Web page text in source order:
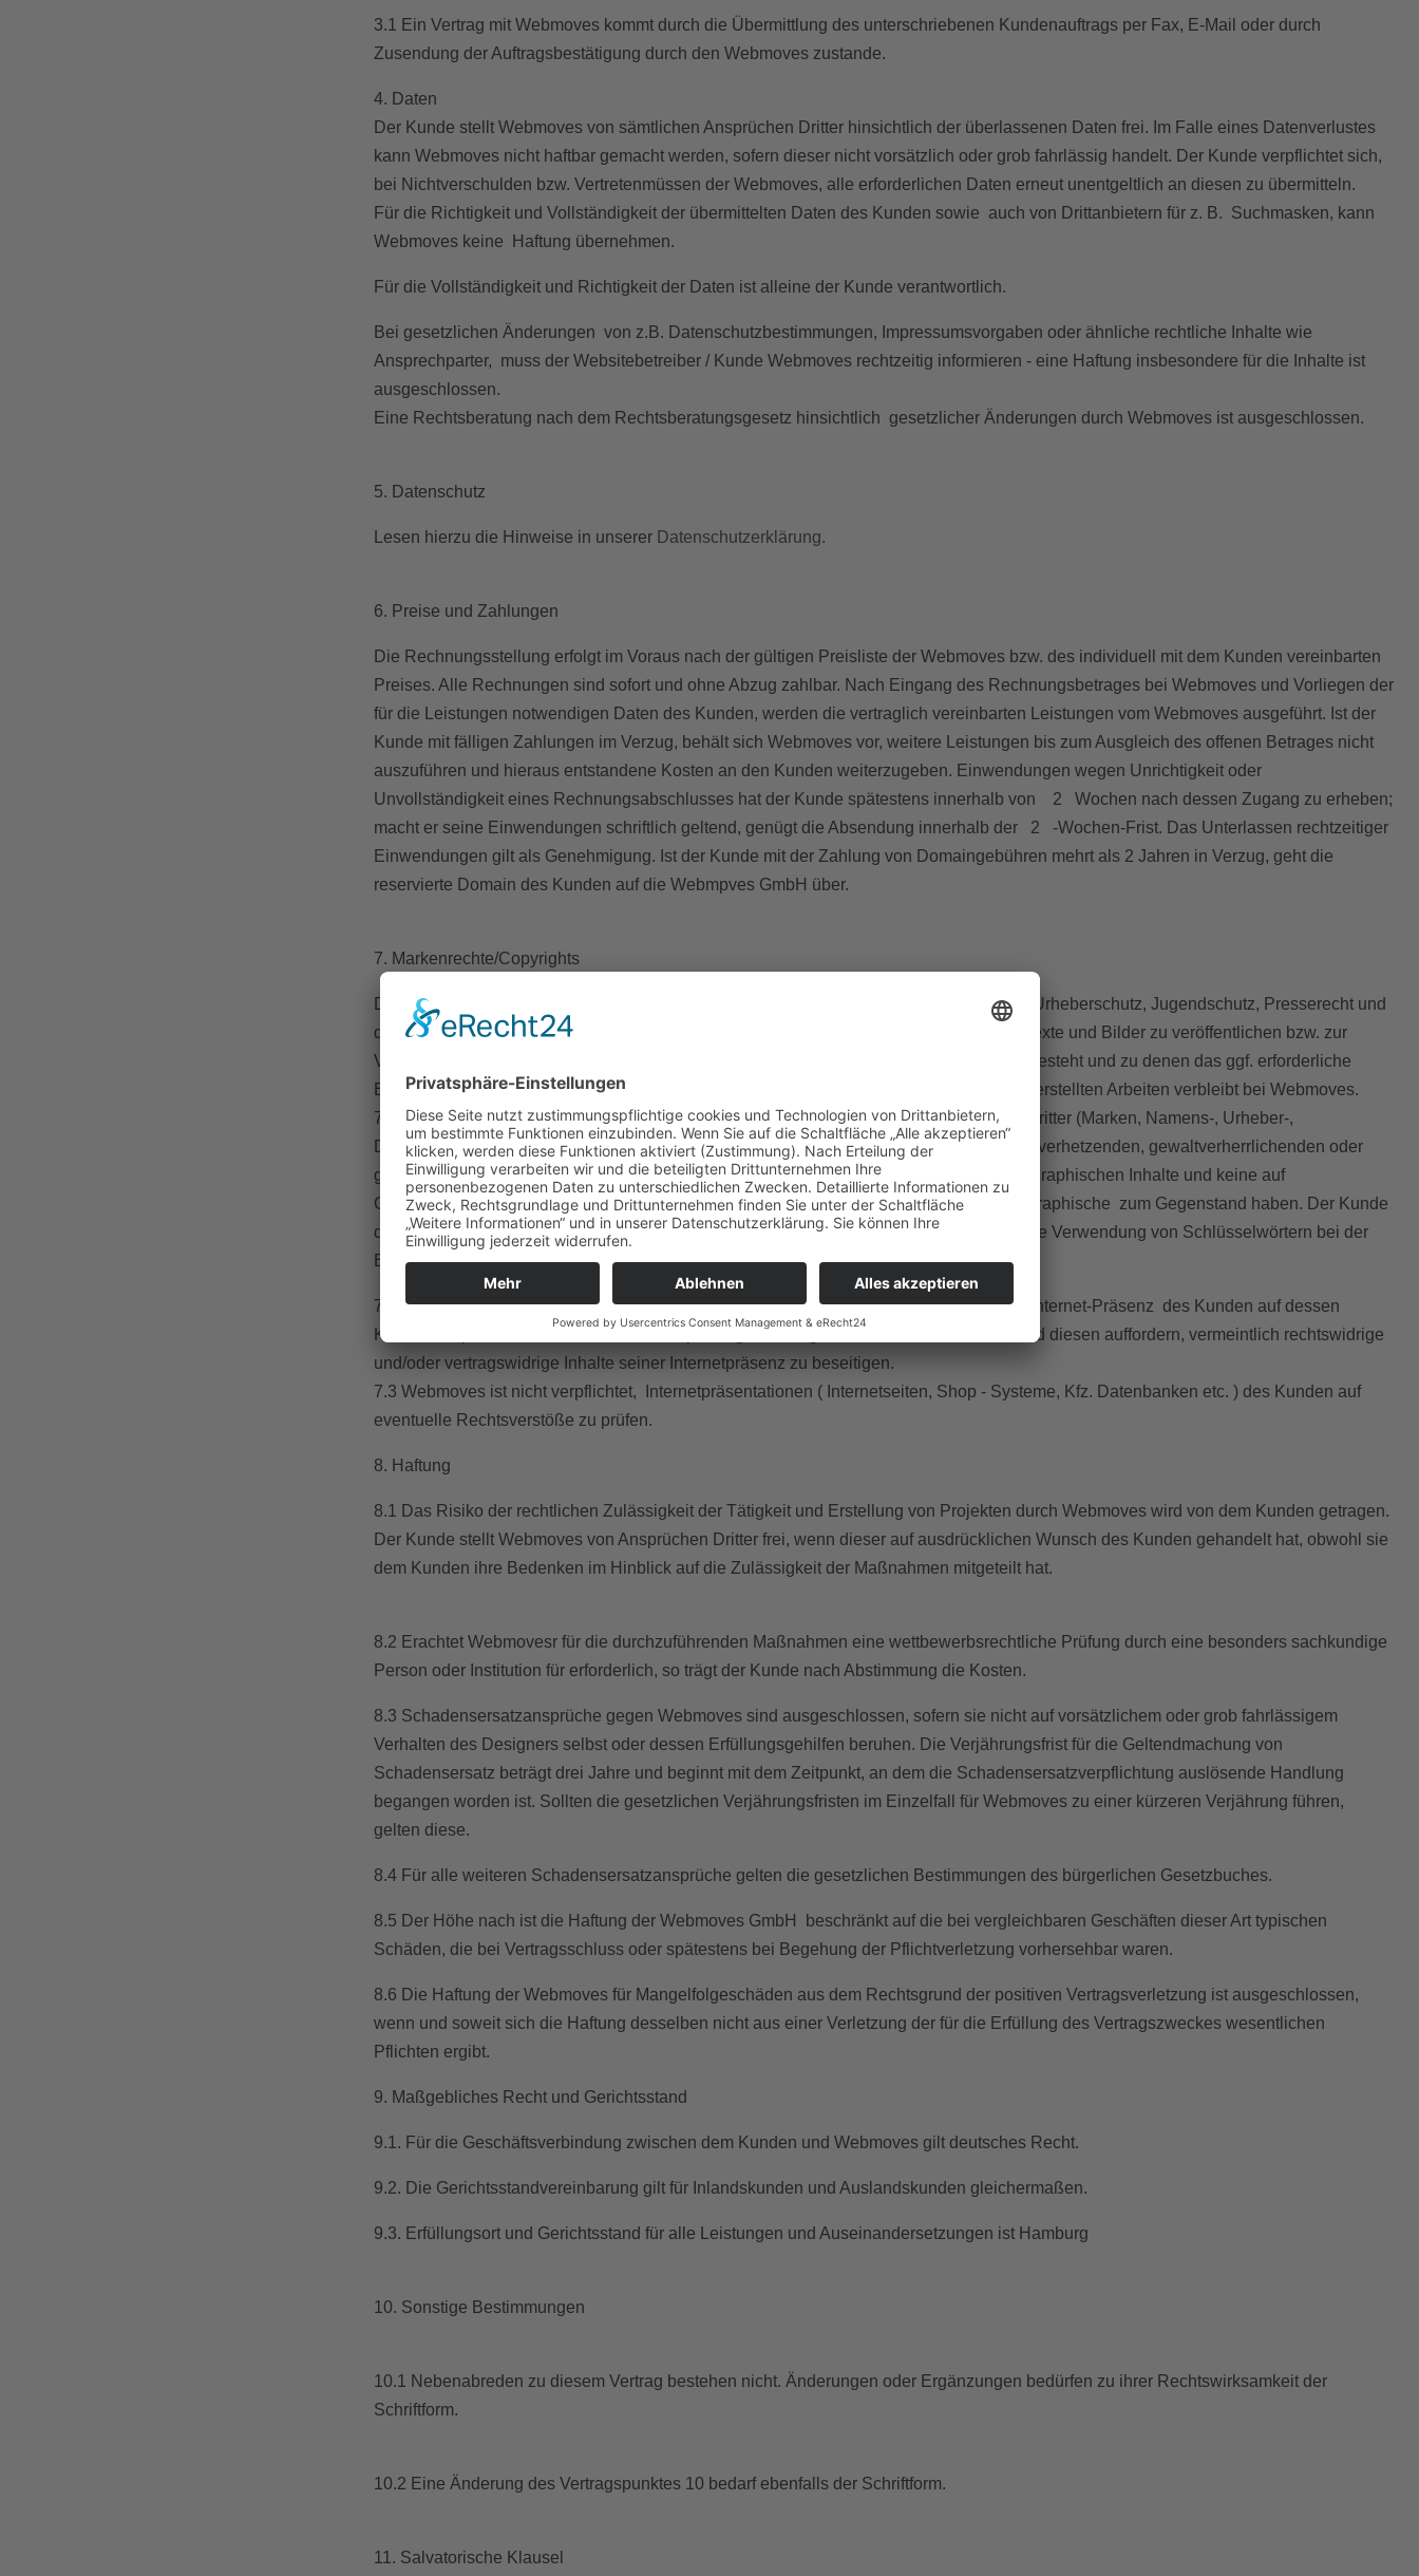
3.1 Ein Vertrag mit Webmoves kommt durch die Übermittlung des unterschriebenen Kundenauftrags per Fax, E-Mail oder durch
Zusendung der Auftragsbestätigung durch den Webmoves zustande.
4. Daten
Der Kunde stellt Webmoves von sämtlichen Ansprüchen Dritter hinsichtlich der überlassenen Daten frei. Im Falle eines Datenverlustes
kann Webmoves nicht haftbar gemacht werden, sofern dieser nicht vorsätzlich oder grob fahrlässig handelt. Der Kunde verpflichtet sich,
bei Nichtverschulden bzw. Vertretenmüssen der Webmoves, alle erforderlichen Daten erneut unentgeltlich an diesen zu übermitteln.
Für die Richtigkeit und Vollständigkeit der übermittelten Daten des Kunden sowie auch von Drittanbietern für z. B. Suchmasken, kann
Webmoves keine Haftung übernehmen.
Für die Vollständigkeit und Richtigkeit der Daten ist alleine der Kunde verantwortlich.
Bei gesetzlichen Änderungen von z.B. Datenschutzbestimmungen, Impressumsvorgaben oder ähnliche rechtliche Inhalte wie
Ansprechparter, muss der Websitebetreiber / Kunde Webmoves rechtzeitig informieren - eine Haftung insbesondere für die Inhalte ist
ausgeschlossen.
Eine Rechtsberatung nach dem Rechtsberatungsgesetz hinsichtlich gesetzlicher Änderungen durch Webmoves ist ausgeschlossen.
5. Datenschutz
Lesen hierzu die Hinweise in unserer Datenschutzerklärung.
6. Preise und Zahlungen
Die Rechnungsstellung erfolgt im Voraus nach der gültigen Preisliste der Webmoves bzw. des individuell mit dem Kunden vereinbarten
Preises. Alle Rechnungen sind sofort und ohne Abzug zahlbar. Nach Eingang des Rechnungsbetrages bei Webmoves und Vorliegen der
für die Leistungen notwendigen Daten des Kunden, werden die vertraglich vereinbarten Leistungen vom Webmoves ausgeführt. Ist der
Kunde mit fälligen Zahlungen im Verzug, behält sich Webmoves vor, weitere Leistungen bis zum Ausgleich des offenen Betrages nicht
auszuführen und hieraus entstandene Kosten an den Kunden weiterzugeben. Einwendungen wegen Unrichtigkeit oder
Unvollständigkeit eines Rechnungsabschlusses hat der Kunde spätestens innerhalb von 2 Wochen nach dessen Zugang zu erheben;
macht er seine Einwendungen schriftlich geltend, genügt die Absendung innerhalb der 2 -Wochen-Frist. Das Unterlassen rechtzeitiger
Einwendungen gilt als Genehmigung. Ist der Kunde mit der Zahlung von Domaingebühren mehrt als 2 Jahren in Verzug, geht die
reservierte Domain des Kunden auf die Webmpves GmbH über.
7. Markenrechte/Copyrights
Der Kunde ist verpflichtet, alle rechtliche Verantwortung zu übernehmen, im Hinblick auf Urheberschutz, Jugendschutz, Presserecht und
das "Recht am eigenen Bild". Für vom Kunden beauftragte Veröffentlichungen sind nur Texte und Bilder zu veröffentlichen bzw. zur
Veröffentlichung zur Verfügung zu stellen, an denen ein entsprechendes Nutzungsrecht besteht und zu denen das ggf. erforderliche
Einverständnis abgebildeter Personen vorliegt. Das Copyright auf alle durch Webmoves erstellten Arbeiten verbleibt bei Webmoves.
7.1 Der Kunde darf durch nicht gegen gesetzliche Verbote, die guten Sitten und Rechte Dritter (Marken, Namens-, Urheber-,
Datenschutzrechte usw.) verstoßen. Insbesondere darf die Internet-Präsenz keinem volksverhetzenden, gewaltverherrlichenden oder
gesetzeswidrigen Inhalt dienen. Darüber hinaus verpflichtet sich der Kunde, keine pornographischen Inhalte und keine auf
Gewinnerzielung gerichteten Leistungen anzubieten oder anbieten zu lassen, die pornographische zum Gegenstand haben. Der Kunde
darf seine Internet-Präsenz nicht in Suchmaschinen eintragen, soweit der Kunde durch die Verwendung von Schlüsselwörtern bei der
Eintragung gegen gesetzliche Verbote, die guten Sitten und Rechte Dritter verstößt
7.2 Webmoves ist berechtigt, wenn der Kunde gegen gezl. Bestimmungen verstößt, die Internet-Präsenz des Kunden auf dessen
Kosten zu sperren. Webmoves wird die Sperrung unverzüglich dem Kunden mitteilen und diesen auffordern, vermeintlich rechtswidrige
und/oder vertragswidrige Inhalte seiner Internetpräsenz zu beseitigen.
7.3 Webmoves ist nicht verpflichtet, Internetpräsentationen ( Internetseiten, Shop - Systeme, Kfz. Datenbanken etc. ) des Kunden auf
eventuelle Rechtsverstöße zu prüfen.
8. Haftung
8.1 Das Risiko der rechtlichen Zulässigkeit der Tätigkeit und Erstellung von Projekten durch Webmoves wird von dem Kunden getragen.
Der Kunde stellt Webmoves von Ansprüchen Dritter frei, wenn dieser auf ausdrücklichen Wunsch des Kunden gehandelt hat, obwohl sie
dem Kunden ihre Bedenken im Hinblick auf die Zulässigkeit der Maßnahmen mitgeteilt hat.
8.2 Erachtet Webmovesr für die durchzuführenden Maßnahmen eine wettbewerbsrechtliche Prüfung durch eine besonders sachkundige
Person oder Institution für erforderlich, so trägt der Kunde nach Abstimmung die Kosten.
8.3 Schadensersatzansprüche gegen Webmoves sind ausgeschlossen, sofern sie nicht auf vorsätzlichem oder grob fahrlässigem
Verhalten des Designers selbst oder dessen Erfüllungsgehilfen beruhen. Die Verjährungsfrist für die Geltendmachung von
Schadensersatz beträgt drei Jahre und beginnt mit dem Zeitpunkt, an dem die Schadensersatzverpflichtung auslösende Handlung
begangen worden ist. Sollten die gesetzlichen Verjährungsfristen im Einzelfall für Webmoves zu einer kürzeren Verjährung führen,
gelten diese.
8.4 Für alle weiteren Schadensersatzansprüche gelten die gesetzlichen Bestimmungen des bürgerlichen Gesetzbuches.
8.5 Der Höhe nach ist die Haftung der Webmoves GmbH beschränkt auf die bei vergleichbaren Geschäften dieser Art typischen
Schäden, die bei Vertragsschluss oder spätestens bei Begehung der Pflichtverletzung vorhersehbar waren.
8.6 Die Haftung der Webmoves für Mangelfolgeschäden aus dem Rechtsgrund der positiven Vertragsverletzung ist ausgeschlossen,
wenn und soweit sich die Haftung desselben nicht aus einer Verletzung der für die Erfüllung des Vertragszweckes wesentlichen
Pflichten ergibt.
9. Maßgebliches Recht und Gerichtsstand
9.1. Für die Geschäftsverbindung zwischen dem Kunden und Webmoves gilt deutsches Recht.
9.2. Die Gerichtsstandvereinbarung gilt für Inlandskunden und Auslandskunden gleichermaßen.
9.3. Erfüllungsort und Gerichtsstand für alle Leistungen und Auseinandersetzungen ist Hamburg
10. Sonstige Bestimmungen
10.1 Nebenabreden zu diesem Vertrag bestehen nicht. Änderungen oder Ergänzungen bedürfen zu ihrer Rechtswirksamkeit der
Schriftform.
10.2 Eine Änderung des Vertragspunktes 10 bedarf ebenfalls der Schriftform.
11. Salvatorische Klausel